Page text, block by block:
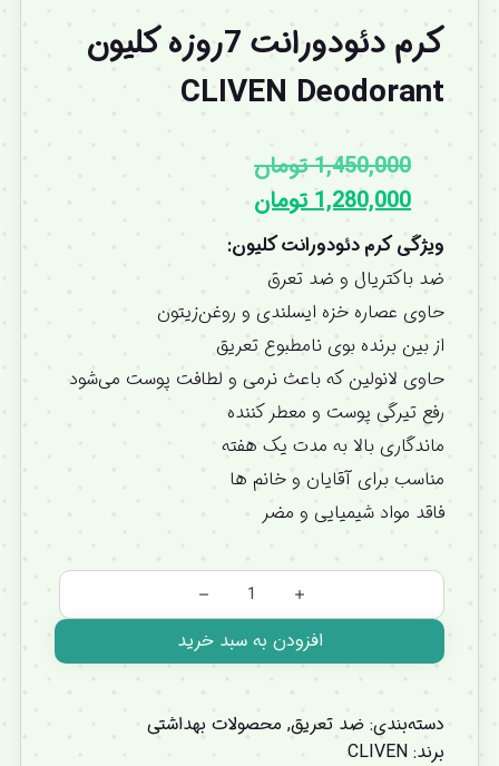
کرم دئودورانت 7روزه کلیون
CLIVEN Deodorant
1,450,000تومان
1,280,000تومان
ویژگی کرم دئودورانت کلیون:
ضد باکتریال و ضد تعرق
حاوی عصاره خزه ایسلندی و روغن‌زیتون
از بین برنده بوی نامطبوع تعریق
حاوی لانولین که باعث نرمی و لطافت پوست می‌شود
رفع تیرگی پوست و معطر کننده
ماندگاری بالا به مدت یک هفته
مناسب برای آقایان و خانم ها
فاقد مواد شیمیایی و مضر
افزودن به سبد خرید
دسته‌بندی: ضد تعریق, محصولات بهداشتی
برند: CLIVEN